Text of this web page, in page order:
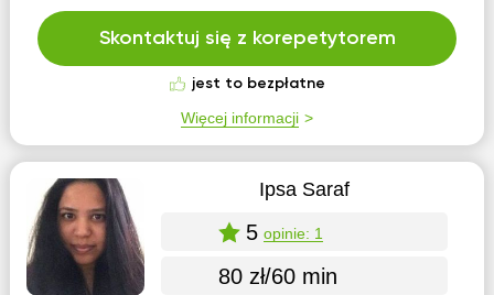
Skontaktuj się z korepetytorem
jest to bezpłatne
Więcej informacji
Ipsa Saraf
5 opinie: 1
80 zł/60 min